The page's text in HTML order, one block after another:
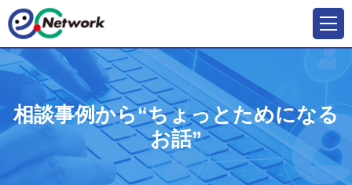
相談事例から“ちょっとためになる
お話”